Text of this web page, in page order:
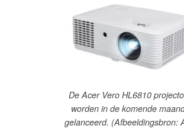
De Acer Vero HL6810
worden in de komende
gelanceerd. (Afbeeldingsbron: